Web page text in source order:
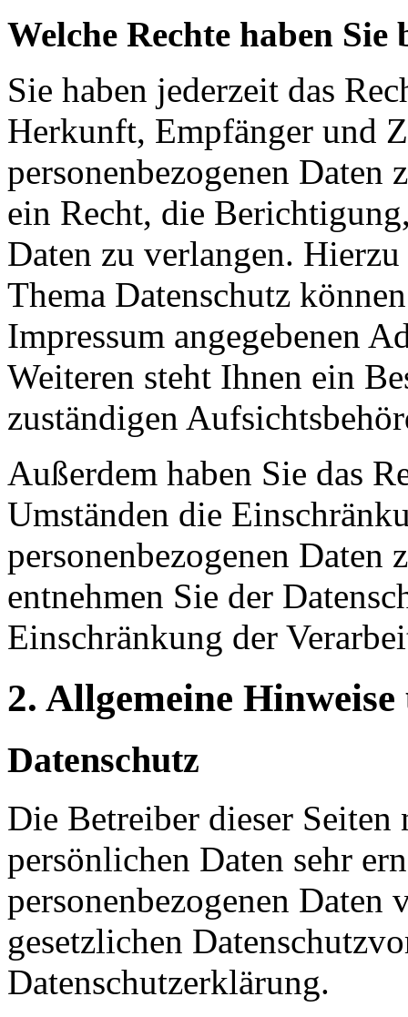
Welche Rechte haben
Sie haben jederzeit das
Herkunft, Empfänger und
personenbezogenen Daten
ein Recht, die
Daten zu verlangen.
Thema Datenschutz
Impressum angegebenen
Weiteren steht Ihnen ein
zuständigen
Außerdem haben Sie das
Umständen die
personenbezogenen Daten
entnehmen Sie der
Einschränkung der
2. Allgemeine
Datenschutz
Die Betreiber dieser Seiten
persönlichen Daten sehr
personenbezogenen Daten
gesetzlichen
Datenschutzerklärung.